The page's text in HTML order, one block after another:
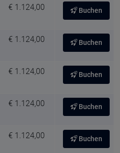
€ 1.124,00 Buchen
€ 1.124,00 Buchen
€ 1.124,00 Buchen
€ 1.124,00 Buchen
€ 1.124,00 Buchen